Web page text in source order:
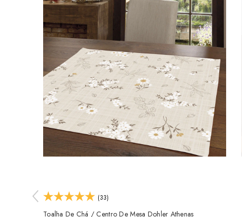
(33)
Toalha De Chá / Centro De Mesa Dohler Athenas